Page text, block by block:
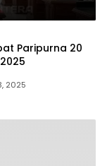
Paripurna 20
2025